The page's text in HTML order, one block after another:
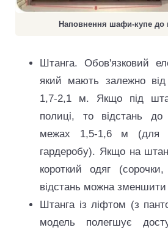
Наповнення шафи-купе до
Штанга. Обов'язковий
який мають залежно від
1,7-2,1 м. Якщо під
полиці, то відстань
межах 1,5-1,6 м (для
гардеробу). Якщо на
короткий одяг
відстань можна
Штанга із ліфтом (з
модель полегшує